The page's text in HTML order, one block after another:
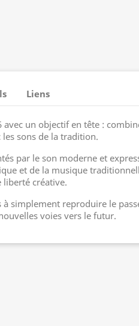
Liens
avec un objectif en tête :
sons de la tradition.
par le son moderne et
et de la musique
liberté créative.
à simplement reproduire le
voies vers le futur.